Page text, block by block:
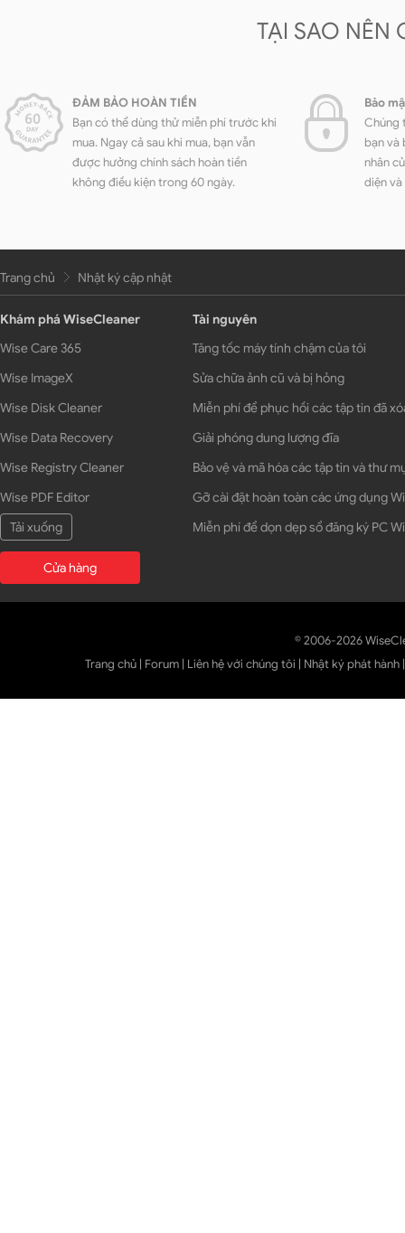
TẠI SAO NÊN
ĐẢM BẢO HOÀN TIỀN
Bạn có thể dùng thử miễn phí trước khi
mua. Ngay cả sau khi mua, bạn vẫn
được hưởng chính sách hoàn tiền
không điều kiện trong 60 ngày.
Bảo
Chúng
bạn và
nhân
diện
Trang chủ Nhật ký cập nhật
Khám phá WiseCleaner
Wise Care 365
Wise ImageX
Wise Disk Cleaner
Wise Data Recovery
Wise Registry Cleaner
Wise PDF Editor
Tải xuống
Cửa hàng
Tài nguyên
Tăng tốc máy tính chậm của tôi
Sửa chữa ảnh cũ và bị hỏng
Miễn phí để phục hồi các tập tin đã
Giải phóng dung lượng đĩa
Bảo vệ và mã hóa các tập tin và thư
Gỡ cài đặt hoàn toàn các ứng dụng
Miễn phí để dọn dẹp sổ đăng ký PC
© 2006-2026
Trang chủ | Forum | Liên hệ với chúng tôi | Nhật ký phát hành